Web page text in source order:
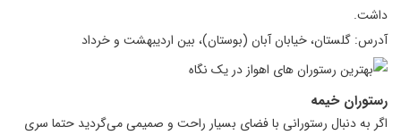
داشت.
آدرس: گلستان، خیابان آبان (بوستان)، بین اردیبهشت و خرداد
رستوران خیمه
اگر به دنبال رستورانی با فضای بسیار راحت و صمیمی می‌گردید حتما سری